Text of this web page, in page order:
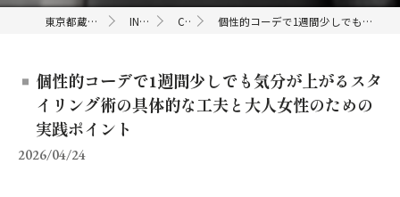
東京都蔵前のセレクトショップならJ's INFORMATION COLUMN 個性的コーデで1週間少しでも気分が上がるスタイリング術の具体的な工夫と大人女性のための実践ポイント
個性的コーデで1週間少しでも気分が上がるスタ
イリング術の具体的な工夫と大人女性のための
実践ポイント
2026/04/24